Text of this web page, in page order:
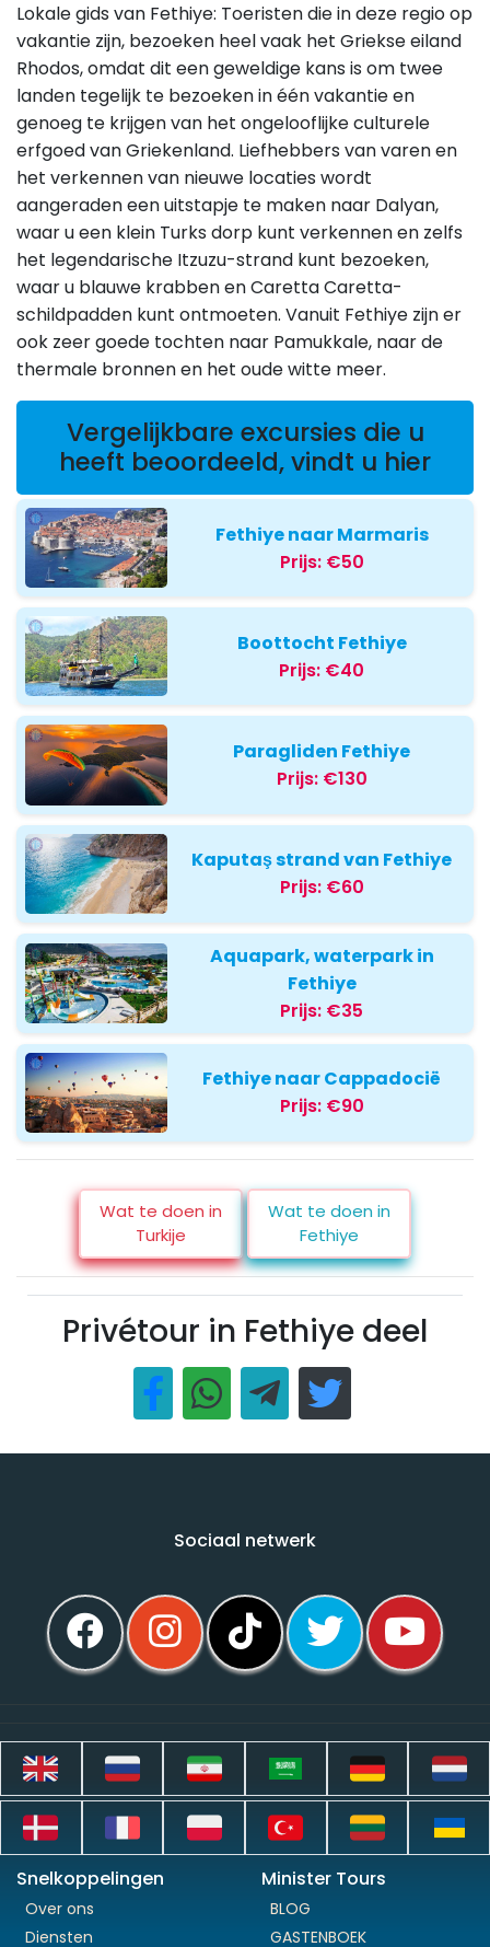
Lokale gids van Fethiye: Toeristen die in deze regio op
vakantie zijn, bezoeken heel vaak het Griekse eiland
Rhodos, omdat dit een geweldige kans is om twee
landen tegelijk te bezoeken in één vakantie en
genoeg te krijgen van het ongelooflijke culturele
erfgoed van Griekenland. Liefhebbers van varen en
het verkennen van nieuwe locaties wordt
aangeraden een uitstapje te maken naar Dalyan,
waar u een klein Turks dorp kunt verkennen en zelfs
het legendarische Itzuzu-strand kunt bezoeken,
waar u blauwe krabben en Caretta Caretta-
schildpadden kunt ontmoeten. Vanuit Fethiye zijn er
ook zeer goede tochten naar Pamukkale, naar de
thermale bronnen en het oude witte meer.
Vergelijkbare excursies die u
heeft beoordeeld, vindt u hier
Fethiye naar Marmaris
Prijs: €50
Boottocht Fethiye
Prijs: €40
Paragliden Fethiye
Prijs: €130
Kaputaş strand van Fethiye
Prijs: €60
Aquapark, waterpark in
Fethiye
Prijs: €35
Fethiye naar Cappadocië
Prijs: €90
Wat te doen in
Turkije
Wat te doen in
Fethiye
Privétour in Fethiye deel
Sociaal netwerk
Snelkoppelingen
Over ons
Diensten
Minister Tours
BLOG
GASTENBOEK